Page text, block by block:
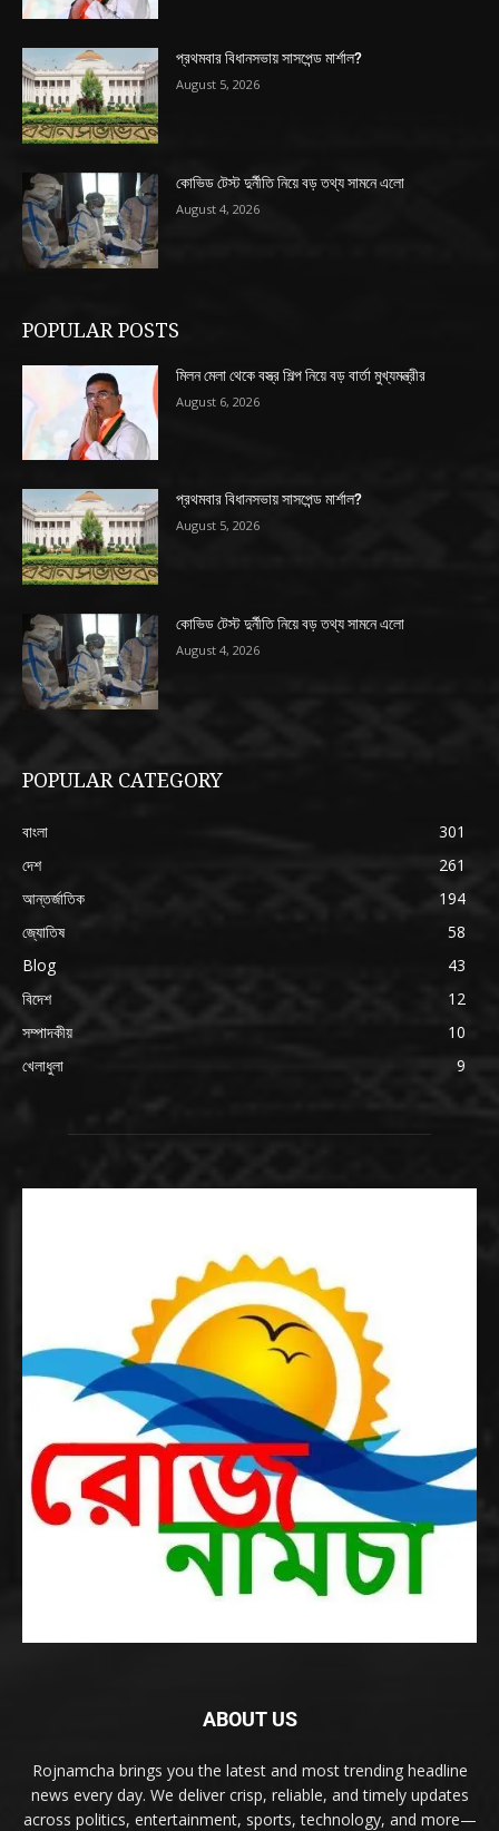
প্রথমবার বিধানসভায় সাসপেন্ড মার্শাল?
August 5, 2026
কোভিড টেস্ট দুর্নীতি নিয়ে বড় তথ্য সামনে এলো
August 4, 2026
POPULAR POSTS
মিলন মেলা থেকে বস্ত্র শিল্প নিয়ে বড় বার্তা মুখ্যমন্ত্রীর
August 6, 2026
প্রথমবার বিধানসভায় সাসপেন্ড মার্শাল?
August 5, 2026
কোভিড টেস্ট দুর্নীতি নিয়ে বড় তথ্য সামনে এলো
August 4, 2026
POPULAR CATEGORY
বাংলা
301
দেশ
261
আন্তর্জাতিক
194
জ্যোতিষ
58
Blog
43
বিদেশ
12
সম্পাদকীয়
10
খেলাধুলা
9
ABOUT US
Rojnamcha brings you the latest and most trending headline
news every day. We deliver crisp, reliable, and timely updates
across politics, entertainment, sports, technology, and more—